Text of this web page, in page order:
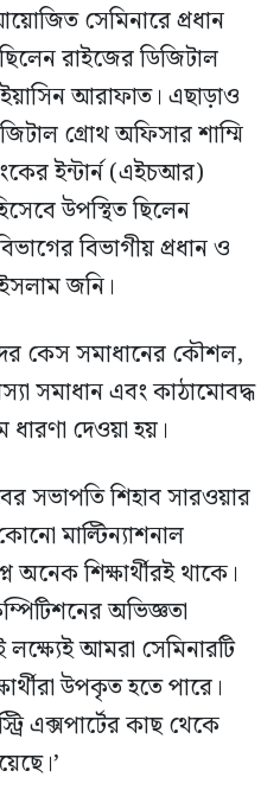
সেমিনারে প্রধান
রাইজের ডিজিটাল
আরাফাত। এছাড়াও
গ্রোথ অফিসার শাম্মি
ইন্টার্ন (এইচআর)
উপস্থিত ছিলেন
বিভাগীয় প্রধান ও
জনি।
কেস সমাধানের কৌশল,
সমাধান এবং কাঠামোবদ্ধ
ধারণা দেওয়া হয়।
সভাপতি শিহাব সারওয়ার
মাল্টিন্যাশনাল
অনেক শিক্ষার্থীরই থাকে।
অভিজ্ঞতা
আমরা সেমিনারটি
উপকৃত হতে পারে।
এক্সপার্টের কাছ থেকে